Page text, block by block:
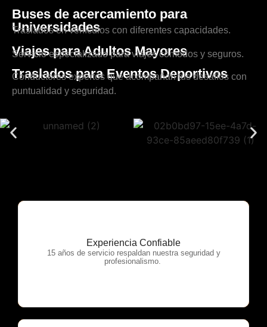
Buses de acercamiento para
Universidades
Traslados en vehículos con diferentes capacidades.
Viajes para Adultos Mayores
Servicio especializado para viajes cómodos y seguros.
Traslados para Eventos Deportivos
Conductores expertos que acompañan tus desafíos con
puntualidad y seguridad.
Experiencia Confiable
15 años de servicio respaldan nuestra seguridad y
profesionalismo.
OTP Servicios